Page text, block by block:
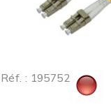
Réf. : 195752